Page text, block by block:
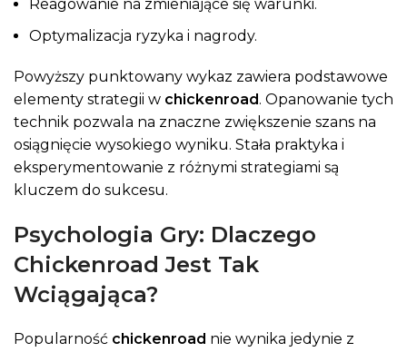
Reagowanie na zmieniające się warunki.
Optymalizacja ryzyka i nagrody.
Powyższy punktowany wykaz zawiera podstawowe
elementy strategii w chickenroad. Opanowanie tych
technik pozwala na znaczne zwiększenie szans na
osiągnięcie wysokiego wyniku. Stała praktyka i
eksperymentowanie z różnymi strategiami są
kluczem do sukcesu.
Psychologia Gry: Dlaczego
Chickenroad Jest Tak
Wciągająca?
Popularność chickenroad nie wynika jedynie z